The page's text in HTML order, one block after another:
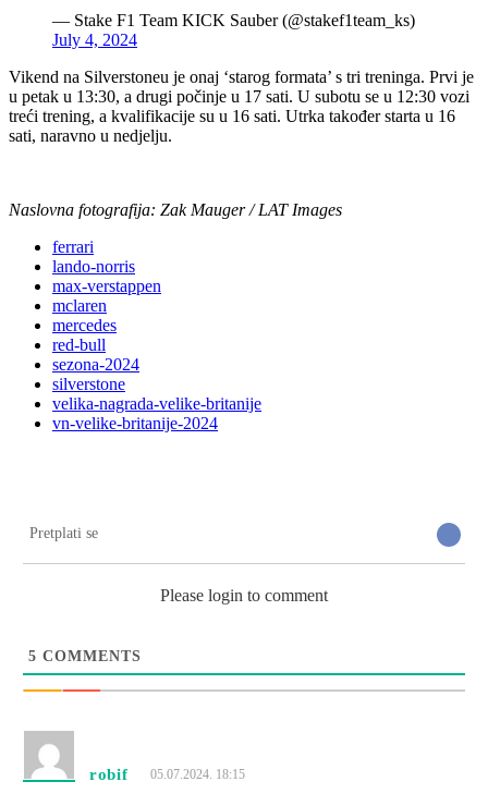
— Stake F1 Team KICK Sauber (@stakef1team_ks)
July 4, 2024
Vikend na Silverstoneu je onaj ‘starog formata’ s tri treninga. Prvi je
u petak u 13:30, a drugi počinje u 17 sati. U subotu se u 12:30 vozi
treći trening, a kvalifikacije su u 16 sati. Utrka također starta u 16
sati, naravno u nedjelju.
Naslovna fotografija: Zak Mauger / LAT Images
ferrari
lando-norris
max-verstappen
mclaren
mercedes
red-bull
sezona-2024
silverstone
velika-nagrada-velike-britanije
vn-velike-britanije-2024
Pretplati se
Please login to comment
5 COMMENTS
robif 05.07.2024. 18:15